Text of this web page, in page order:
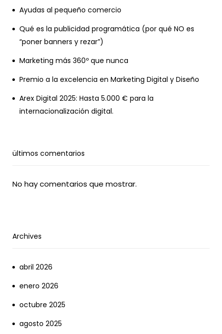
Ayudas al pequeño comercio
Qué es la publicidad programática (por qué NO es
“poner banners y rezar”)
Marketing más 360º que nunca
Premio a la excelencia en Marketing Digital y Diseño
Arex Digital 2025: Hasta 5.000 € para la
internacionalización digital.
ültimos comentarios
No hay comentarios que mostrar.
Archives
abril 2026
enero 2026
octubre 2025
agosto 2025